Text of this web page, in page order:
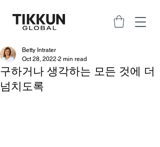
구하거나 생각하는 모든 것에 더
넘치도록
Betty Intrater
Oct 28, 2022 2 min read